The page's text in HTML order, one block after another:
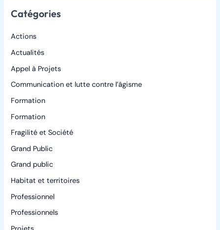
Catégories
Actions
Actualités
Appel à Projets
Communication et lutte contre l’âgisme
Formation
Formation
Fragilité et Société
Grand Public
Grand public
Habitat et territoires
Professionnel
Professionnels